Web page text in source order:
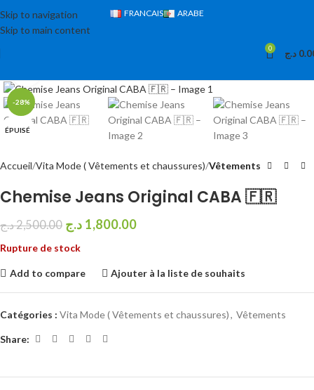
Skip to navigation
Skip to main content
FRANCAIS ARABE
0 د.ج
-28%
ÉPUISÉ
Accueil Vita Mode ( Vêtements et chaussures) Vêtements
Chemise Jeans Original CABA 🇫🇷
2,500.00د.ج 1,800.00 د.ج
Rupture de stock
Add to compare Ajouter à la liste de souhaits
Catégories : Vita Mode ( Vêtements et chaussures), Vêtements
Share: